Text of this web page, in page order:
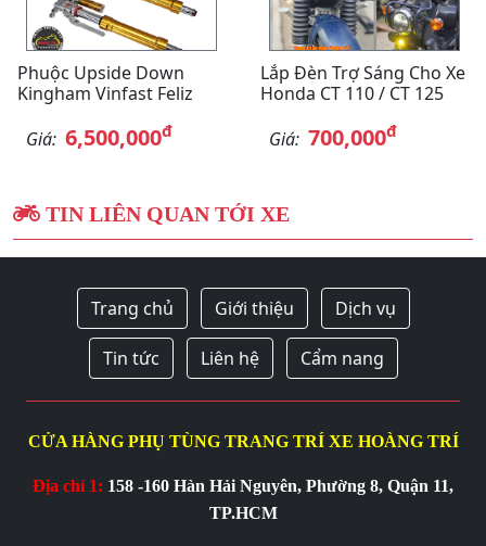
Phuộc Upside Down
Kingham Vinfast Feliz
Giá: 6,500,000đ
Lắp Đèn Trợ Sáng Cho Xe
Honda CT 110 / CT 125
Giá: 700,000đ
TIN LIÊN QUAN TỚI XE
Trang chủ Giới thiệu Dịch vụ
Tin tức Liên hệ Cẩm nang
CỬA HÀNG PHỤ TÙNG TRANG TRÍ XE HOÀNG TRÍ
Địa chỉ 1: 158 -160 Hàn Hải Nguyên, Phường 8, Quận 11,
TP.HCM